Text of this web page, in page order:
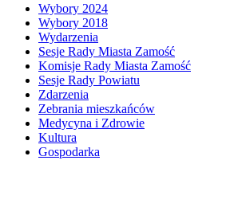
Wybory 2024
Wybory 2018
Wydarzenia
Sesje Rady Miasta Zamość
Komisje Rady Miasta Zamość
Sesje Rady Powiatu
Zdarzenia
Zebrania mieszkańców
Medycyna i Zdrowie
Kultura
Gospodarka